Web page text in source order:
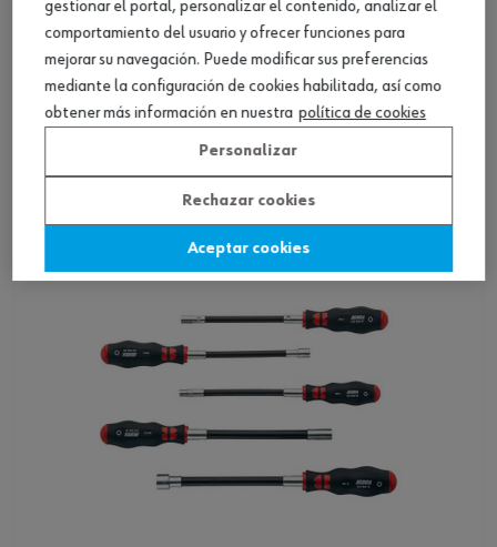
Set de destornilladores, TX, con orificio, 7
pz.
gestionar el portal, personalizar el contenido, analizar el
comportamiento del usuario y ofrecer funciones para
mejorar su navegación. Puede modificar sus preferencias
mediante la configuración de cookies habilitada, así como
obtener más información en nuestra política de cookies
Personalizar
Rechazar cookies
Aceptar cookies